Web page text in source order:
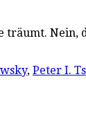
träumt. Nein,
, Peter I.